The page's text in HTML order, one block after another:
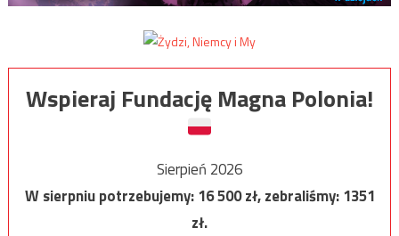
Wspieraj Fundację Magna Polonia!
Sierpień 2026
W sierpniu potrzebujemy:16 500zł, zebraliśmy:1351
zł.